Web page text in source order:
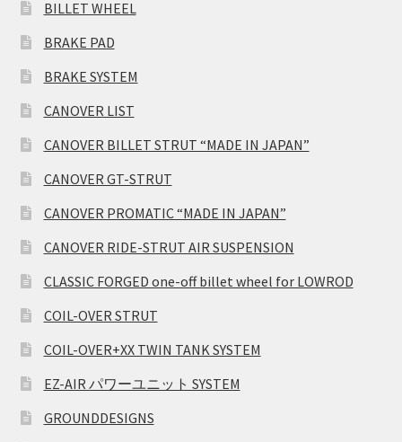
BILLET WHEEL
BRAKE PAD
BRAKE SYSTEM
CANOVER LIST
CANOVER BILLET STRUT “MADE IN JAPAN”
CANOVER GT-STRUT
CANOVER PROMATIC “MADE IN JAPAN”
CANOVER RIDE-STRUT AIR SUSPENSION
CLASSIC FORGED one-off billet wheel for LOWROD
COIL-OVER STRUT
COIL-OVER+XX TWIN TANK SYSTEM
EZ-AIR パワーユニット SYSTEM
GROUNDDESIGNS